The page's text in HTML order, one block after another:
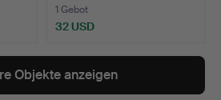
1 Gebot
32 USD
Objekte anzeigen